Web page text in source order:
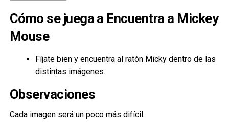
Cómo se juega a Encuentra a Mickey
Mouse
Fíjate bien y encuentra al ratón Micky dentro de las
distintas imágenes.
Observaciones
Cada imagen será un poco más difícil.